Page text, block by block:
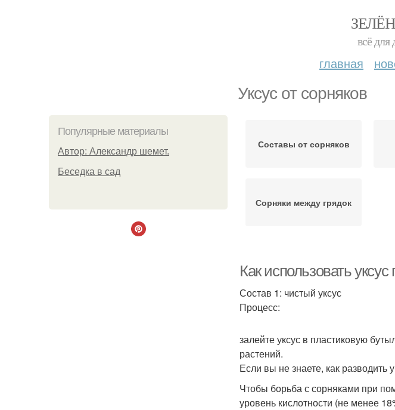
всё для
главная
Уксус от сорняков
Популярные материалы
Автор: Александр шемет.
Беседка в сад
Составы от сорняков
Сорняки между грядок
Как использовать
Состав 1: чистый уксус
Процесс:
залейте уксус в пластиковую
растений.
Если вы не знаете, как разводить
Чтобы борьба с сорняками при
уровень кислотности (не менее